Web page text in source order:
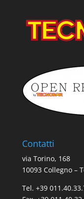
Contatti
via Torino, 168
10093 Collegno –
Tel. +39